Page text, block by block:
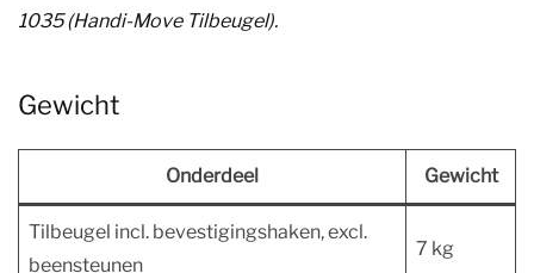
1035 (Handi-Move Tilbeugel).
Gewicht
Onderdeel Gewicht
Tilbeugel incl. bevestigingshaken, excl.
beensteunen
7 kg